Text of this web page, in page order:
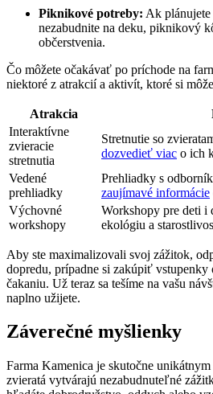
Piknikové potreby: Ak
nezabudnite na deku, piknikový
občerstvenia.
Čo môžete očakávať po príchode na
niektoré z atrakcií a aktivít, ktoré si
Atrakcia
Interaktívne
zvieracie
stretnutia
Stretnutie so
dozvedieť viac o ich
Vedené
prehliadky
Prehliadky s
zaujímavé informácie
Výchovné
workshopy
Workshopy pre deti i
ekológiu a
Aby ste maximalizovali svoj zážitok,
dopredu, prípadne si zakúpiť vstupenky
čakaniu. Už teraz sa tešíme na vašu
naplno užijete.
Záverečné myšlienky
Farma Kamenica je skutočne
zvieratá vytvárajú nezabudnuteľné